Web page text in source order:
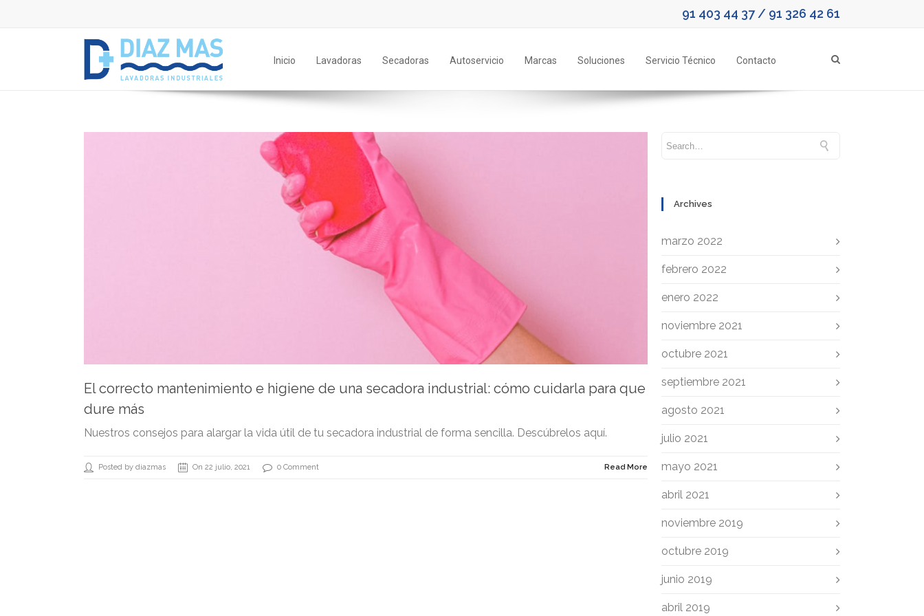
91 403 44 37/ 91 326 42 61
Inicio Lavadoras Secadoras Autoservicio Marcas Soluciones Servicio Técnico Contacto
El correcto mantenimiento e higiene de una secadora industrial: cómo cuidarla para que
dure más
Nuestros consejos para alargar la vida útil de tu secadora industrial de forma sencilla. Descúbrelos aquí.
Posted by diazmas On 22 julio, 2021 0 Comment Read More
Archives
marzo 2022
febrero 2022
enero 2022
noviembre 2021
octubre 2021
septiembre 2021
agosto 2021
julio 2021
mayo 2021
abril 2021
noviembre 2019
octubre 2019
junio 2019
abril 2019